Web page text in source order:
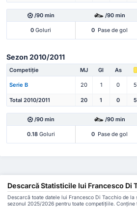
/90 min /90 min
0 Goluri 0 Pase de gol
Sezon 2010/2011
Competiție MJ Gl As
Serie B 20 1 0 5
Total 2010/2011 20 1 0 5
/90 min /90 min
0.18Goluri 0 Pase de gol
Descarcă Statisticile lui Francesco Di
Descarcă toate datele lui Francesco Di Tacchio de
sezonul 2025/2026 pentru toate competițiile. Conține